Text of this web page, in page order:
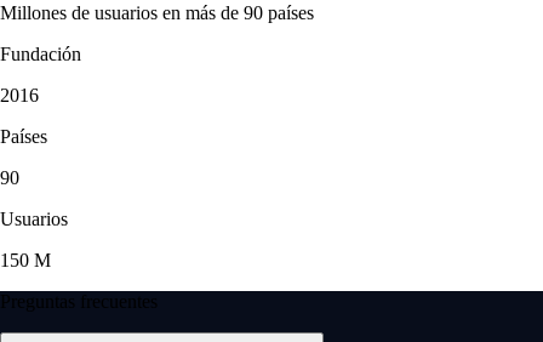
Millones de usuarios en más de 90 países
Fundación
2016
Países
90
Usuarios
150 M
Preguntas frecuentes